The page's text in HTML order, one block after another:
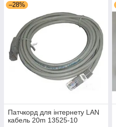
–28%
Патчкорд для інтернету LAN
кабель 20m 13525-10